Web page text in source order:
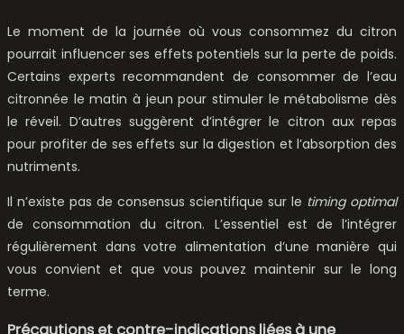
Le moment de la journée où vous consommez du citron
pourrait influencer ses effets potentiels sur la perte de poids.
Certains experts recommandent de consommer de l’eau
citronnée le matin à jeun pour stimuler le métabolisme dès
le réveil. D’autres suggèrent d’intégrer le citron aux repas
pour profiter de ses effets sur la digestion et l’absorption des
nutriments.
Il n’existe pas de consensus scientifique sur le timing optimal
de consommation du citron. L’essentiel est de l’intégrer
régulièrement dans votre alimentation d’une manière qui
vous convient et que vous pouvez maintenir sur le long
terme.
Précautions et contre-indications liées à une